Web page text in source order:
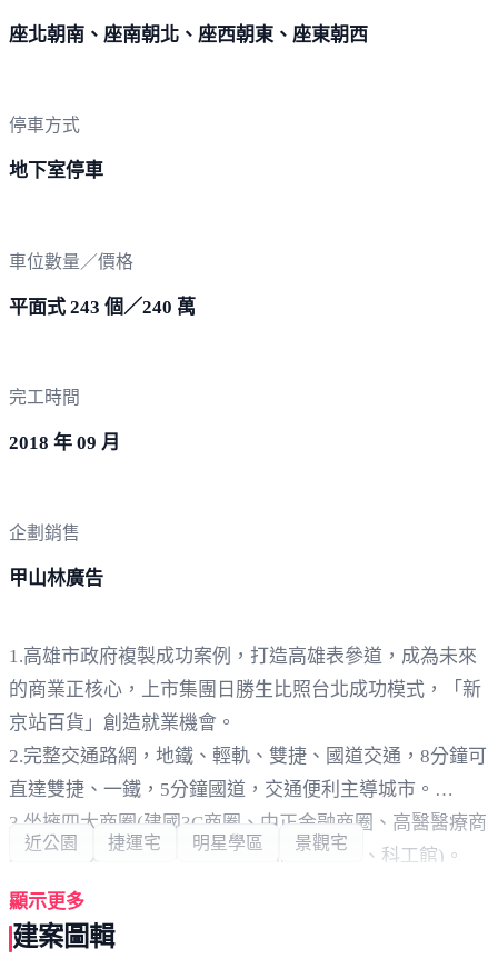
座北朝南、座南朝北、座西朝東、座東朝西
停車方式
地下室停車
車位數量／價格
平面式 243 個／240 萬
完工時間
2018 年 09 月
企劃銷售
甲山林廣告
1.高雄市政府複製成功案例，打造高雄表參道，成為未來
的商業正核心，上市集團日勝生比照台北成功模式，「新
京站百貨」創造就業機會。
2.完整交通路網，地鐵、輕軌、雙捷、國道交通，8分鐘可
直達雙捷、一鐵，5分鐘國道，交通便利主導城市。
3.坐擁四大商圈(建國3C商圈、中正金融商圈、高醫醫療商
圈、武廟美食商圈)，兩大生活圈(文化中心、科工館)。
4.五福國中明星學區，總量管制升學率第一。
5.市中心上市櫃公司甲山林”帝寶”系列，擁有買得起的帝
寶人生。
近公園 捷運宅 明星學區 景觀宅
顯示更多
建案圖輯